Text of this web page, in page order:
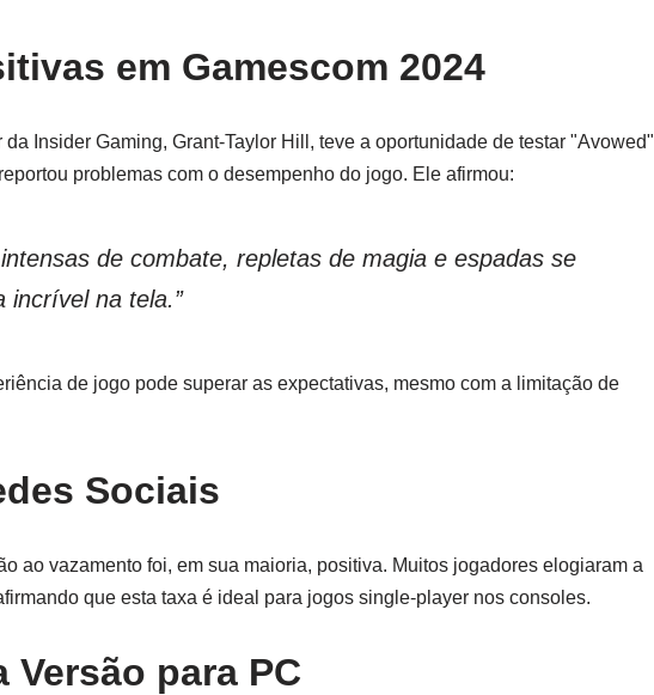
em Gamescom 2024
Insider Gaming, Grant-Taylor Hill, teve a oportunidade de testar "Avowed"
problemas com o desempenho do jogo. Ele afirmou:
de combate, repletas de magia e espadas se
incrível na tela.”
de jogo pode superar as expectativas, mesmo com a limitação de
Sociais
ao vazamento foi, em sua maioria, positiva. Muitos jogadores elogiaram a
que esta taxa é ideal para jogos single-player nos consoles.
para PC